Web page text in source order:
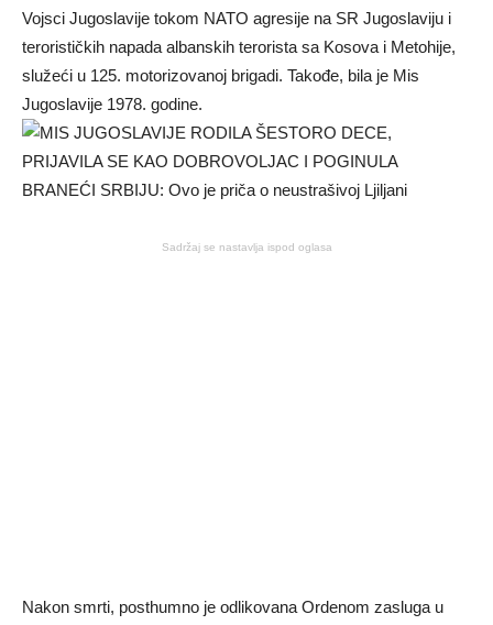
Vojsci Jugoslavije tokom NATO agresije na SR Jugoslaviju i
terorističkih napada albanskih terorista sa Kosova i Metohije,
služeći u 125. motorizovanoj brigadi. Takođe, bila je Mis
Jugoslavije 1978. godine.
Sadržaj se nastavlja ispod oglasa
Nakon smrti, posthumno je odlikovana Ordenom zasluga u